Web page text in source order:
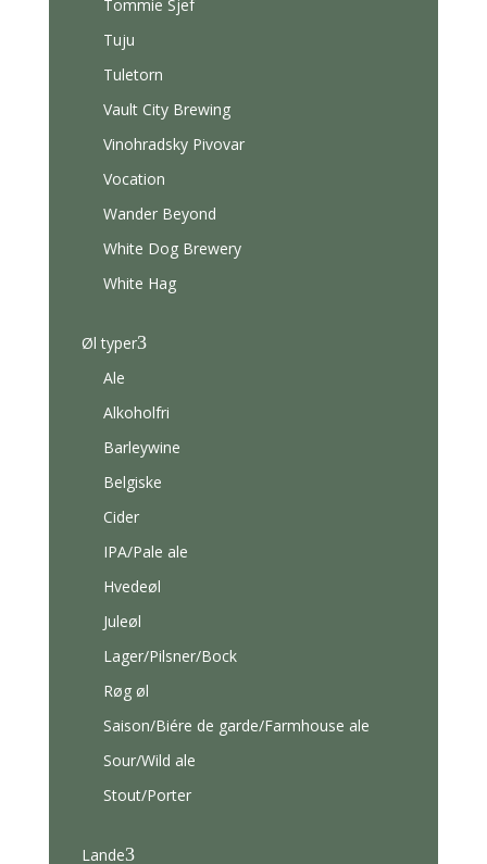
Tommie Sjef
Tuju
Tuletorn
Vault City Brewing
Vinohradsky Pivovar
Vocation
Wander Beyond
White Dog Brewery
White Hag
Øl typer3
Ale
Alkoholfri
Barleywine
Belgiske
Cider
IPA/Pale ale
Hvedeøl
Juleøl
Lager/Pilsner/Bock
Røg øl
Saison/Biére de garde/Farmhouse ale
Sour/Wild ale
Stout/Porter
Lande3